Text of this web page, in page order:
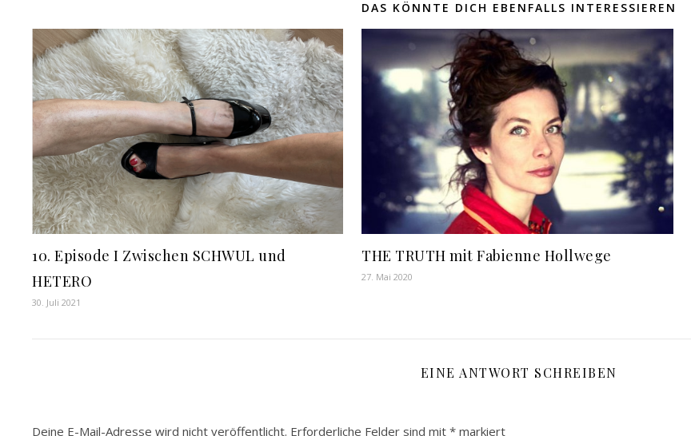
DAS KÖNNTE DICH EBENFALLS INTERESSIEREN
10. Episode I Zwischen SCHWUL und
HETERO
30. Juli 2021
THE TRUTH mit Fabienne Hollwege
27. Mai 2020
EINE ANTWORT SCHREIBEN
Deine E-Mail-Adresse wird nicht veröffentlicht. Erforderliche Felder sind mit * markiert